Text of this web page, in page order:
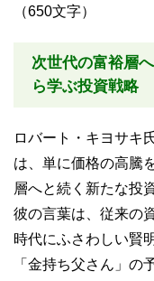
（650文字）
次世代の富裕層
ら学ぶ投資戦略
ロバート・キヨサキ
は、単に価格の高騰
層へと続く新たな投
彼の言葉は、従来の
時代にふさわしい賢
「金持ち父さん」の